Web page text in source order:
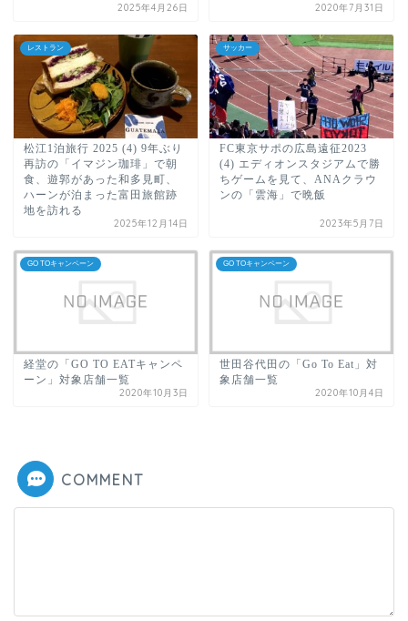
2025年4月26日 2020年7月31日
レストラン
松江1泊旅行 2025 (4) 9年ぶり
再訪の「イマジン珈琲」で朝
食、遊郭があった和多見町、
ハーンが泊まった富田旅館跡
地を訪れる
2025年12月14日
サッカー
FC東京サポの広島遠征2023
(4) エディオンスタジアムで勝
ちゲームを見て、ANAクラウ
ンの「雲海」で晩飯
2023年5月7日
GO TOキャンペーン
経堂の「GO TO EATキャンペ
ーン」対象店舗一覧
2020年10月3日
GO TOキャンペーン
世田谷代田の「Go To Eat」対
象店舗一覧
2020年10月4日
COMMENT